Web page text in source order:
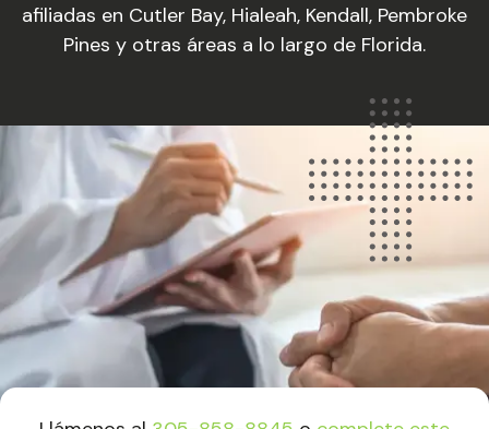
afiliadas en Cutler Bay, Hialeah, Kendall, Pembroke
Pines y otras áreas a lo largo de Florida.